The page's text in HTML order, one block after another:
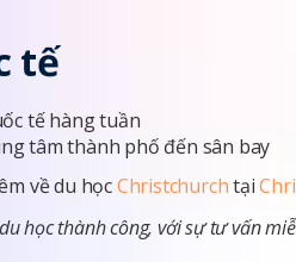
tế
tế hàng tuần
tâm thành phố đến sân bay
về du họcChristchurchtại
học thành công, với sự tư vấn